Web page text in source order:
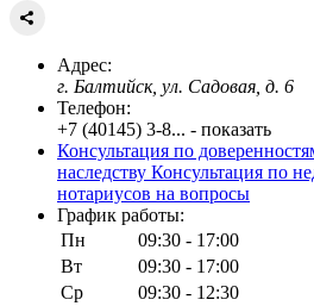
Адрес:
г. Балтийск, ул. Садовая, д. 6
Телефон:
+7 (40145) 3-8... - показать
Консультация по
наследству Консультация по
нотариусов на вопросы
График работы:
Пн
09:30 - 17:00
Вт
09:30 - 17:00
Ср
09:30 - 12:30